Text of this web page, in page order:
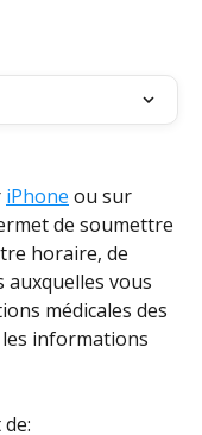
iPhone ou sur
de soumettre
horaire, de
auxquelles vous
médicales des
informations